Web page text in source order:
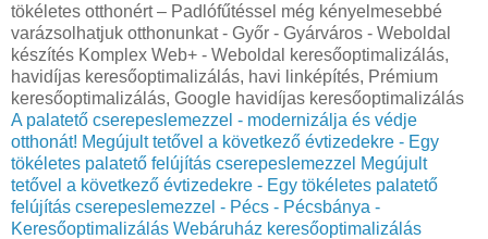
tökéletes otthonért – Padlófűtéssel még kényelmesebbé
varázsolhatjuk otthonunkat - Győr - Gyárváros - Weboldal
készítés Komplex Web+ - Weboldal keresőoptimalizálás,
havidíjas keresőoptimalizálás, havi linképítés, Prémium
keresőoptimalizálás, Google havidíjas keresőoptimalizálás
A palatető cserepeslemezzel - modernizálja és védje
otthonát! Megújult tetővel a következő évtizedekre - Egy
tökéletes palatető felújítás cserepeslemezzel Megújult
tetővel a következő évtizedekre - Egy tökéletes palatető
felújítás cserepeslemezzel - Pécs - Pécsbánya -
Keresőoptimalizálás Webáruház keresőoptimalizálás